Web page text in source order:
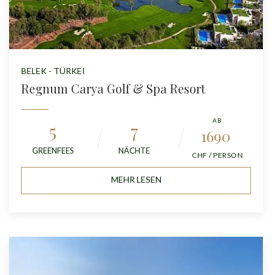
BELEK - TÜRKEI
Regnum Carya Golf & Spa Resort
5
GREENFEES
7
NÄCHTE
AB
1690
CHF / PERSON
MEHR LESEN